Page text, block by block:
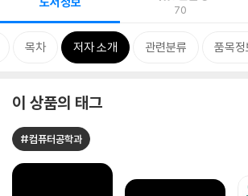
70
목차 저자 소개 관련분류 품목정
이 상품의 태그
#컴퓨터공학과